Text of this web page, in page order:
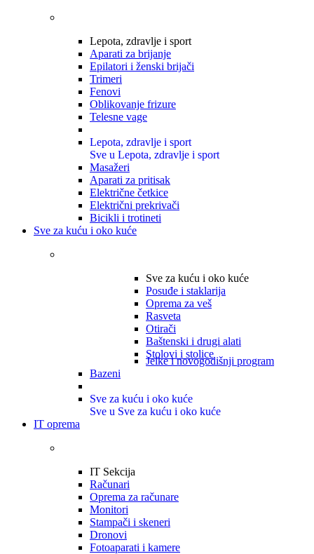
Lepota, zdravlje i sport
Aparati za brijanje
Epilatori i ženski brijači
Trimeri
Fenovi
Oblikovanje frizure
Telesne vage
Lepota, zdravlje i sport
Sve u Lepota, zdravlje i sport
Masažeri
Aparati za pritisak
Električne četkice
Električni prekrivači
Bicikli i trotineti
Sve za kuću i oko kuće
Sve za kuću i oko kuće
Posuđe i staklarija
Oprema za veš
Rasveta
Otirači
Baštenski i drugi alati
Stolovi i stolice
Jelke i novogodišnji program
Bazeni
Sve za kuću i oko kuće
Sve u Sve za kuću i oko kuće
IT oprema
IT Sekcija
Računari
Oprema za računare
Monitori
Stampači i skeneri
Dronovi
Fotoaparati i kamere